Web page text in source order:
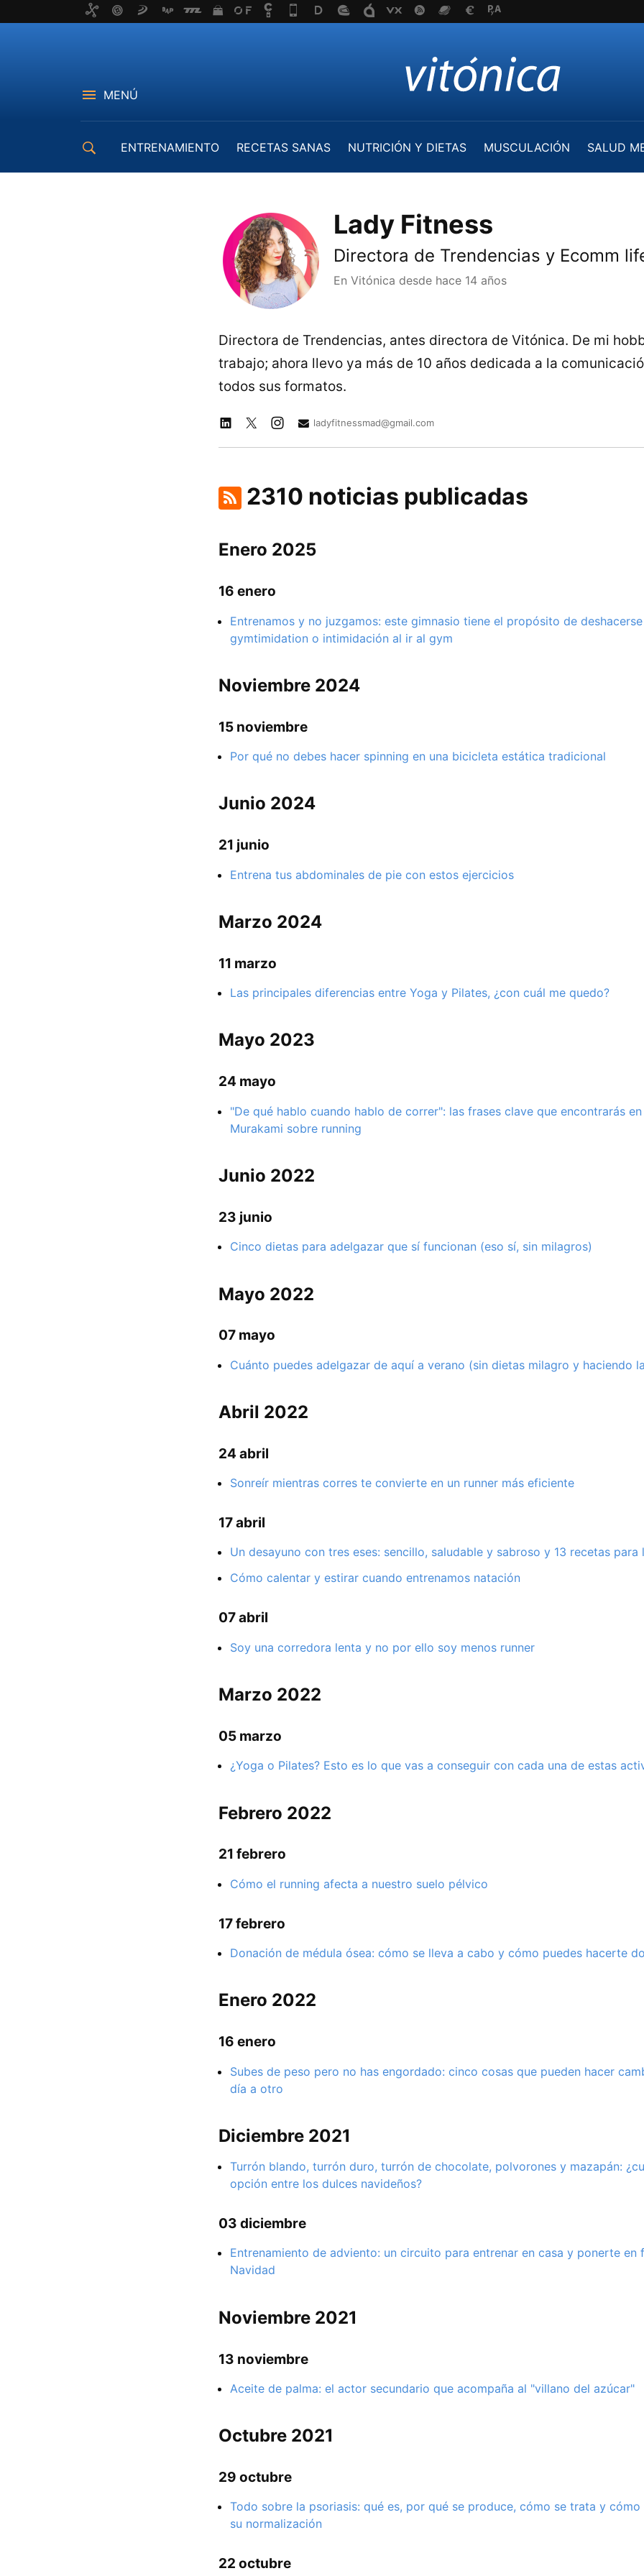
MENÚ
ENTRENAMIENTO RECETAS SANAS NUTRICIÓN Y DIETAS MUSCULACIÓN
SALUD
Lady Fitness
Directora de Trendencias y Ecomm
En Vitónica desde hace 14 años
Directora de Trendencias, antes directora de Vitónica. De mi
trabajo; ahora llevo ya más de 10 años dedicada a la
todos sus formatos.
ladyfitnessmad@gmail.com
2310 noticias publicadas
Enero 2025
16 enero
Entrenamos y no juzgamos: este gimnasio tiene el propósito de
gymtimidation o intimidación al ir al gym
Noviembre 2024
15 noviembre
Por qué no debes hacer spinning en una bicicleta estática tradicional
Junio 2024
21 junio
Entrena tus abdominales de pie con estos ejercicios
Marzo 2024
11 marzo
Las principales diferencias entre Yoga y Pilates, ¿con cuál me quedo?
Mayo 2023
24 mayo
"De qué hablo cuando hablo de correr": las frases clave que encontrarás
Murakami sobre running
Junio 2022
23 junio
Cinco dietas para adelgazar que sí funcionan (eso sí, sin milagros)
Mayo 2022
07 mayo
Cuánto puedes adelgazar de aquí a verano (sin dietas milagro y haciendo
Abril 2022
24 abril
Sonreír mientras corres te convierte en un runner más eficiente
17 abril
Un desayuno con tres eses: sencillo, saludable y sabroso y 13 recetas para
Cómo calentar y estirar cuando entrenamos natación
07 abril
Soy una corredora lenta y no por ello soy menos runner
Marzo 2022
05 marzo
¿Yoga o Pilates? Esto es lo que vas a conseguir con cada una de estas
Febrero 2022
21 febrero
Cómo el running afecta a nuestro suelo pélvico
17 febrero
Donación de médula ósea: cómo se lleva a cabo y cómo puedes hacerte
Enero 2022
16 enero
Subes de peso pero no has engordado: cinco cosas que pueden hacer
día a otro
Diciembre 2021
Turrón blando, turrón duro, turrón de chocolate, polvorones y mazapán:
opción entre los dulces navideños?
03 diciembre
Entrenamiento de adviento: un circuito para entrenar en casa y ponerte en
Navidad
Noviembre 2021
13 noviembre
Aceite de palma: el actor secundario que acompaña al "villano del azúcar"
Octubre 2021
29 octubre
Todo sobre la psoriasis: qué es, por qué se produce, cómo se trata y cómo
su normalización
22 octubre